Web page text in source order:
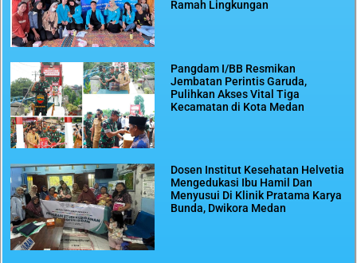
Ramah Lingkungan
Pangdam I/BB Resmikan
Jembatan Perintis Garuda,
Pulihkan Akses Vital Tiga
Kecamatan di Kota Medan
Dosen Institut Kesehatan Helvetia
Mengedukasi Ibu Hamil Dan
Menyusui Di Klinik Pratama Karya
Bunda, Dwikora Medan